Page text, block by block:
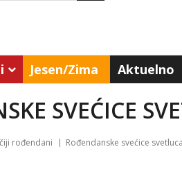
Jesen/Zima Aktuelno
SVEĆICE
rođendani Rođendanske svećice